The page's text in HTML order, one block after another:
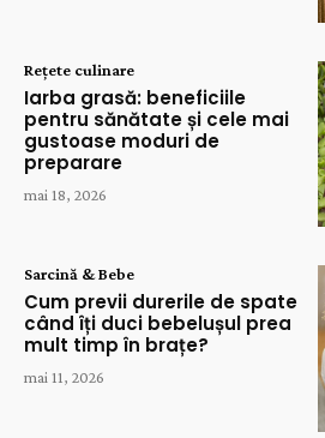
Rețete culinare
Iarba grasă: beneficiile
pentru sănătate și cele mai
gustoase moduri de
preparare
mai 18, 2026
Sarcină & Bebe
Cum previi durerile de spate
când îți duci bebelușul prea
mult timp în brațe?
mai 11, 2026